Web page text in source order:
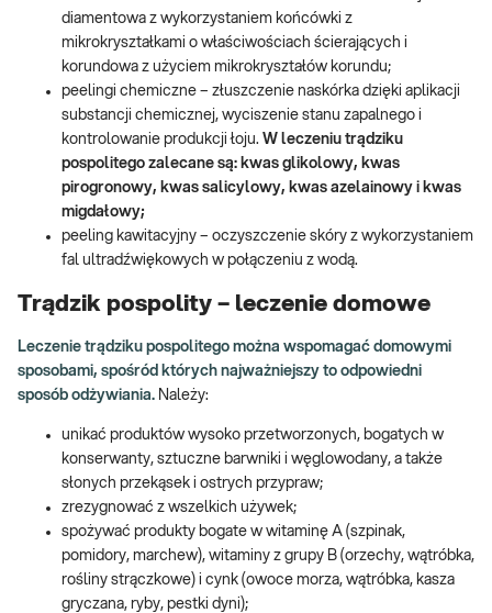
diamentowa z wykorzystaniem końcówki z
mikrokryształkami o właściwościach ścierających i
korundowa z użyciem mikrokryształów korundu;
peelingi chemiczne – złuszczenie naskórka dzięki aplikacji
substancji chemicznej, wyciszenie stanu zapalnego i
kontrolowanie produkcji łoju. W leczeniu trądziku
pospolitego zalecane są: kwas glikolowy, kwas
pirogronowy, kwas salicylowy, kwas azelainowy i kwas
migdałowy;
peeling kawitacyjny – oczyszczenie skóry z wykorzystaniem
fal ultradźwiękowych w połączeniu z wodą.
Trądzik pospolity – leczenie domowe
Leczenie trądziku pospolitego można wspomagać domowymi
sposobami, spośród których najważniejszy to odpowiedni
sposób odżywiania. Należy:
unikać produktów wysoko przetworzonych, bogatych w
konserwanty, sztuczne barwniki i węglowodany, a także
słonych przekąsek i ostrych przypraw;
zrezygnować z wszelkich używek;
spożywać produkty bogate w witaminę A (szpinak,
pomidory, marchew), witaminy z grupy B (orzechy, wątróbka,
rośliny strączkowe) i cynk (owoce morza, wątróbka, kasza
gryczana, ryby, pestki dyni);